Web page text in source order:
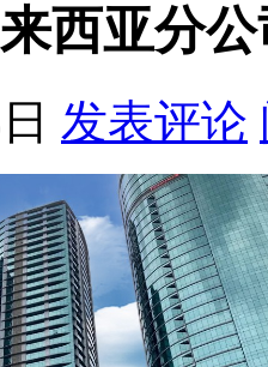
西亚分
发表评论